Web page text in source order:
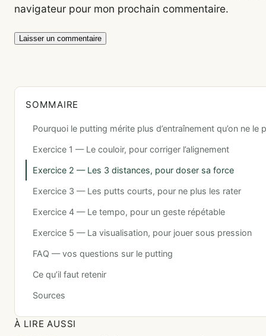
navigateur pour mon prochain commentaire.
SOMMAIRE
Pourquoi le putting mérite plus d’entraînement qu’on ne le
Exercice 1 — Le couloir, pour corriger l’alignement
Exercice 2 — Les 3 distances, pour doser sa force
Exercice 3 — Les putts courts, pour ne plus les rater
Exercice 4 — Le tempo, pour un geste répétable
Exercice 5 — La visualisation, pour jouer sous pression
FAQ — vos questions sur le putting
Ce qu’il faut retenir
Sources
À LIRE AUSSI